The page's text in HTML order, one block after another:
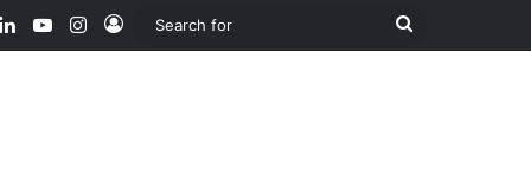
LinkedInYouTubeInstagram
Log In
Search